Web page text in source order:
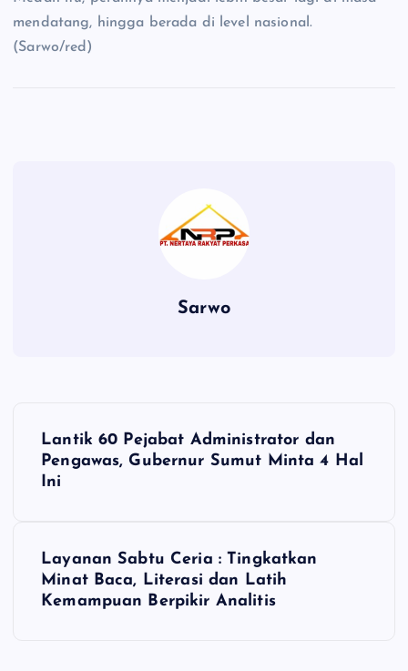
mendatang, hingga berada di level nasional.
(Sarwo/red)
Sarwo
Lantik 60 Pejabat Administrator dan
Pengawas, Gubernur Sumut Minta 4 Hal
Ini
Layanan Sabtu Ceria : Tingkatkan
Minat Baca, Literasi dan Latih
Kemampuan Berpikir Analitis